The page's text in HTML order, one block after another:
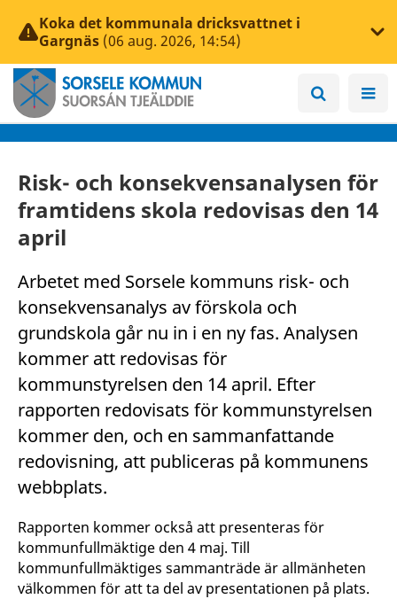
Koka det kommunala dricksvattnet i
Gargnäs (06 aug. 2026, 14:54)
Risk- och konsekvensanalysen för
framtidens skola redovisas den 14
april
Arbetet med Sorsele kommuns risk- och
konsekvensanalys av förskola och
grundskola går nu in i en ny fas. Analysen
kommer att redovisas för
kommunstyrelsen den 14 april. Efter
rapporten redovisats för kommunstyrelsen
kommer den, och en sammanfattande
redovisning, att publiceras på kommunens
webbplats.
Rapporten kommer också att presenteras för
kommunfullmäktige den 4 maj. Till
kommunfullmäktiges sammanträde är allmänheten
välkommen för att ta del av presentationen på plats.